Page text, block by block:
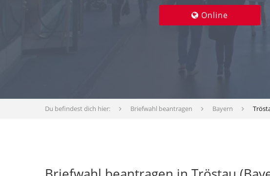
Online
Du befindest dich hier: Briefwahl beantragen Bayern